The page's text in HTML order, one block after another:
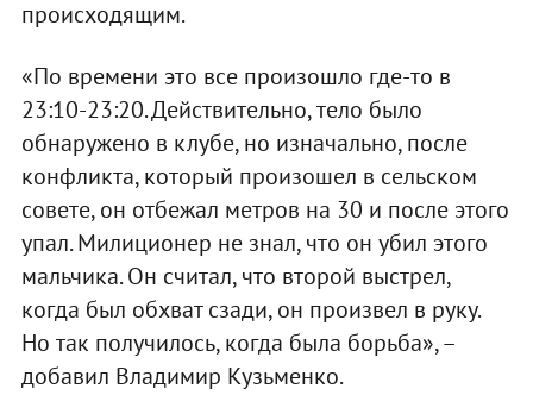
происходящим.
«По времени это все произошло где-то в
23:10-23:20. Действительно, тело было
обнаружено в клубе, но изначально, после
конфликта, который произошел в сельском
совете, он отбежал метров на 30 и после этого
упал. Милиционер не знал, что он убил этого
мальчика. Он считал, что второй выстрел,
когда был обхват сзади, он произвел в руку.
Но так получилось, когда была борьба», –
добавил Владимир Кузьменко.